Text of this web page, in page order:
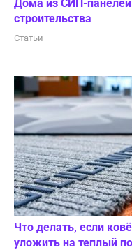
Дома из СИП-
строительства
Статьи
Что делать, если
уложить на теплый